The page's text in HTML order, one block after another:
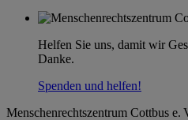
Helfen Sie uns, damit wir
Danke.
Spenden und helfen!
Menschenrechtszentrum Cottbus e.